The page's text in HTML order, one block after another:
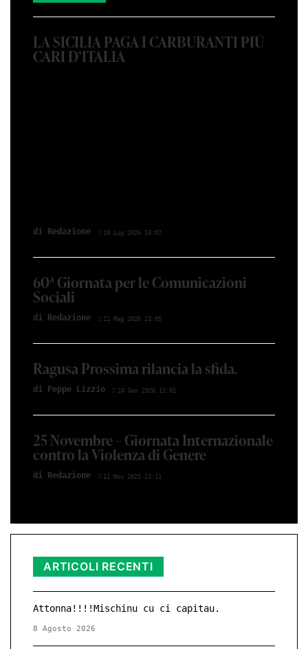
LA SICILIA PAGA I CARBURANTI PIÙ
CARI D’ITALIA
di Redazione 19 Lug 2026 13:07
60ª Giornata per le Comunicazioni
Sociali
di Redazione 11 Mag 2026 23:05
Ragusa Prossima rilancia la sfida.
di Peppe Lizzio 24 Gen 2026 11:01
25 Novembre – Giornata Internazionale
contro la Violenza di Genere
di Redazione 11 Nov 2025 23:11
ARTICOLI RECENTI
Attonna!!!!Mischinu cu ci capitau.
8 Agosto 2026